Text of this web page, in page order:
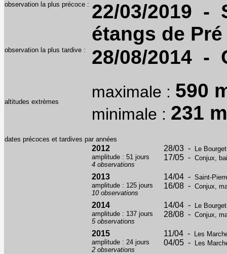
observation la plus précoce : 22/03/2019 -
étangs de
observation la plus tardive : 28/08/2014 -
altitudes extrèmes
maximale : 590
minimale : 231 m
dates précoces et tardives par années
2012
amplitude : 51 jours
4 observations
28/03 - Le
17/05 - Conjux,
2013
amplitude : 125 jours
10 observations
14/04 - Saint-
16/08 - Conjux,
2014
amplitude : 137 jours
5 observations
14/04 - Le
28/08 - Conjux,
2015
amplitude : 24 jours
2 observations
11/04 - Les
04/05 - Les